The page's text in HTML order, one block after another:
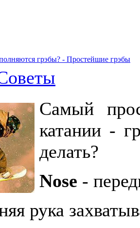
грэбы? - Простейшие грэбы
Самый
катании -
делать?
Nose -
рука